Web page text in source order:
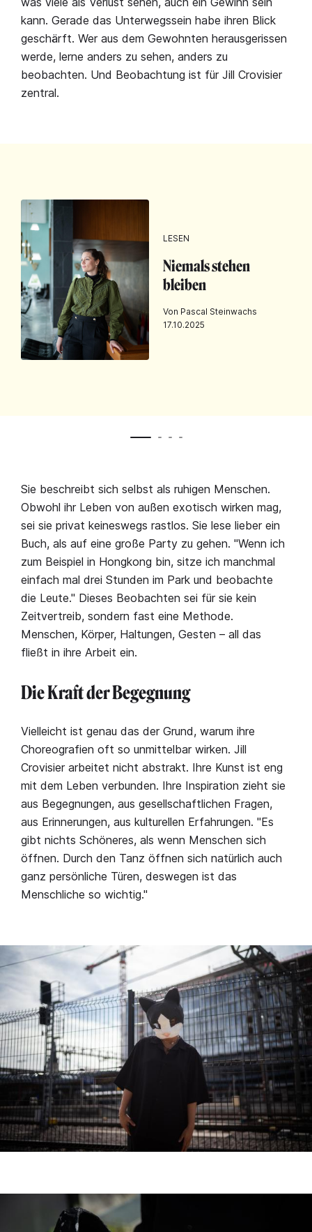
kann. Gerade das Unterwegssein habe ihren Blick
geschärft. Wer aus dem Gewohnten herausgerissen
werde, lerne anders zu sehen, anders zu
beobachten. Und Beobachtung ist für Jill Crovisier
zentral.
LESEN
Niemals stehen
bleiben
Von Pascal Steinwachs
17.10.2025
Sie beschreibt sich selbst als ruhigen Menschen.
Obwohl ihr Leben von außen exotisch wirken mag,
sei sie privat keineswegs rastlos. Sie lese lieber ein
Buch, als auf eine große Party zu gehen. "Wenn ich
zum Beispiel in Hongkong bin, sitze ich manchmal
einfach mal drei Stunden im Park und beobachte
die Leute." Dieses Beobachten sei für sie kein
Zeitvertreib, sondern fast eine Methode.
Menschen, Körper, Haltungen, Gesten – all das
fließt in ihre Arbeit ein.
Die Kraft der Begegnung
Vielleicht ist genau das der Grund, warum ihre
Choreografien oft so unmittelbar wirken. Jill
Crovisier arbeitet nicht abstrakt. Ihre Kunst ist eng
mit dem Leben verbunden. Ihre Inspiration zieht sie
aus Begegnungen, aus gesellschaftlichen Fragen,
aus Erinnerungen, aus kulturellen Erfahrungen. "Es
gibt nichts Schöneres, als wenn Menschen sich
öffnen. Durch den Tanz öffnen sich natürlich auch
ganz persönliche Türen, deswegen ist das
Menschliche so wichtig."